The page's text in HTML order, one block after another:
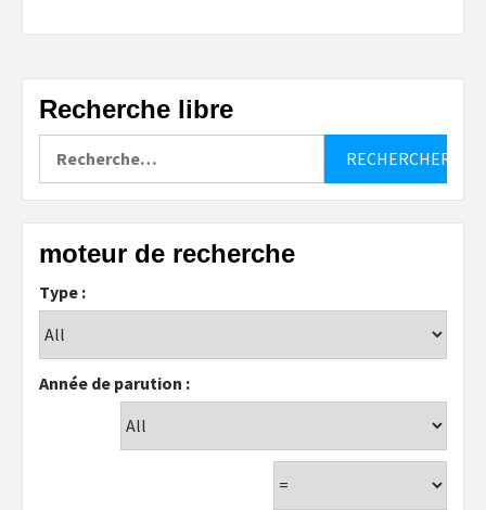
Recherche libre
moteur de recherche
Type :
Année de parution :